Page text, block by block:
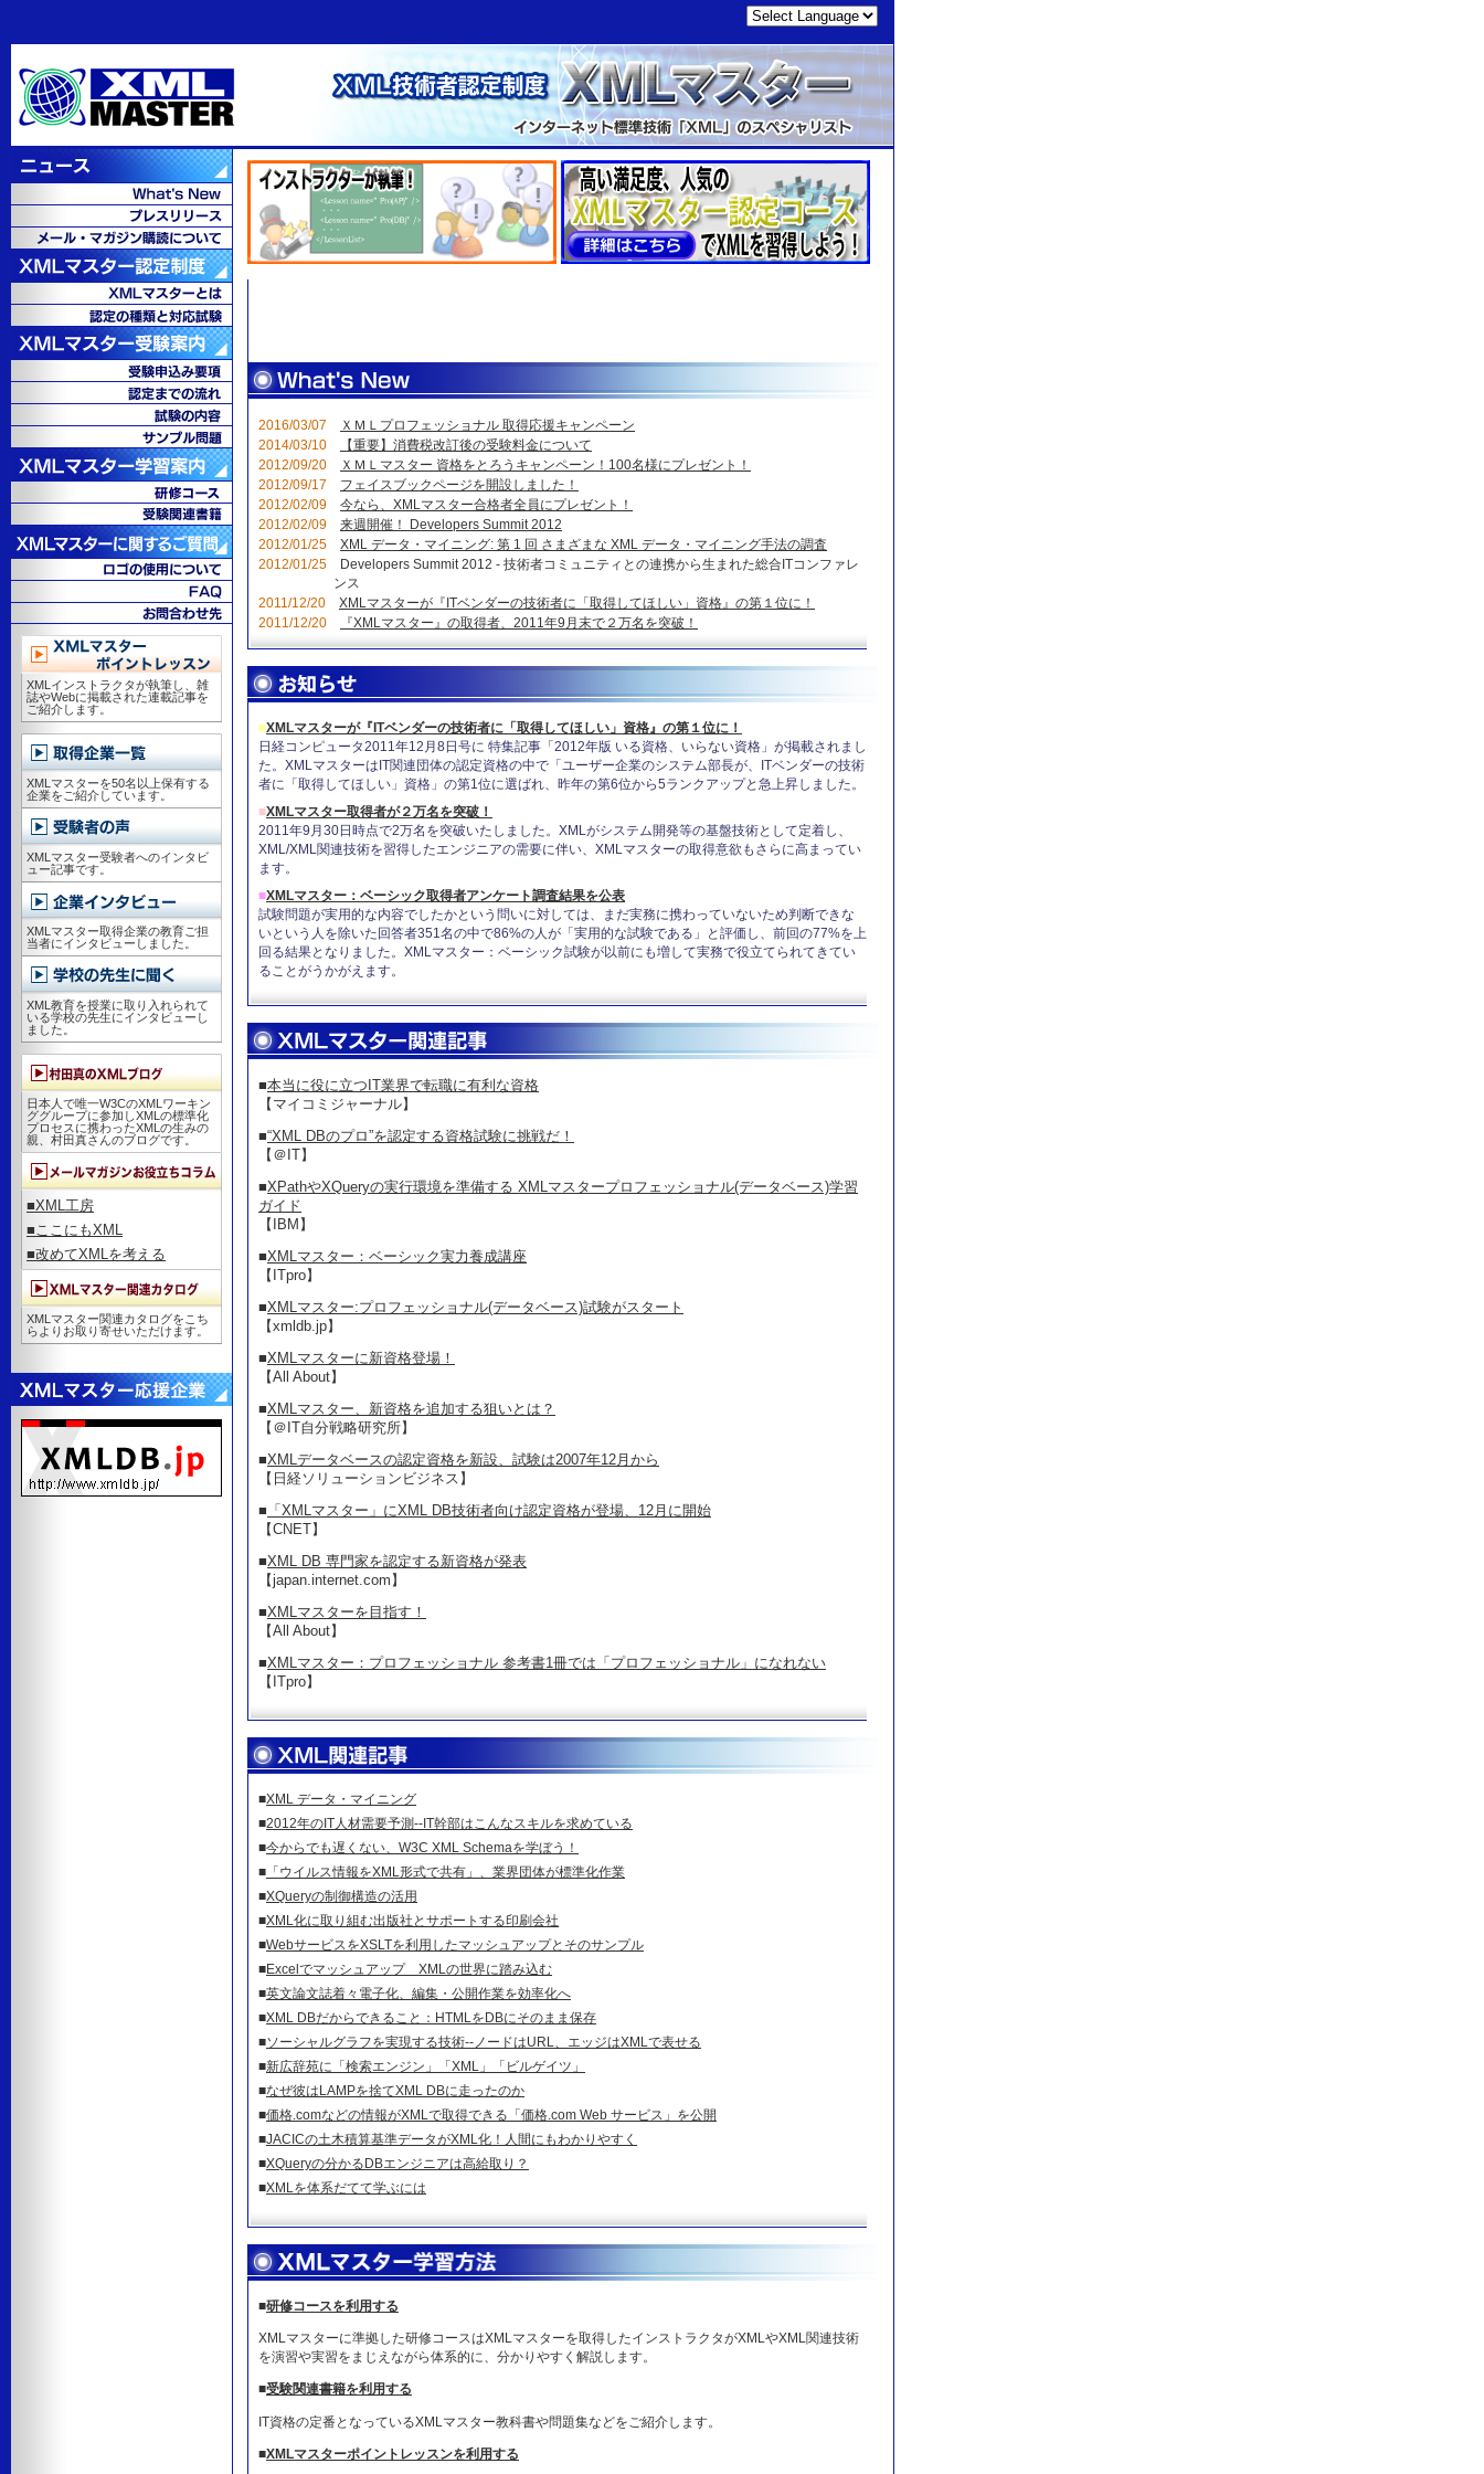
2016/03/07
ＸＭＬプロフェッショナル 取得応援キャンペーン
2014/03/10
【重要】消費税改訂後の受験料金について
2012/09/20
ＸＭＬマスター 資格をとろうキャンペーン！100名様にプレゼント！
2012/09/17
フェイスブックページを開設しました！
2012/02/09
今なら、XMLマスター合格者全員にプレゼント！
2012/02/09
来週開催！ Developers Summit 2012
2012/01/25
XML データ・マイニング: 第 1 回 さまざまな XML データ・マイニング手法の調査
2012/01/25 Developers Summit 2012 - 技術者コミュニティとの連携から生まれた総合ITコンファレ
ンス
2011/12/20
XMLマスターが『ITベンダーの技術者に「取得してほしい」資格』の第１位に！
2011/12/20
『XMLマスター』の取得者、2011年9月末で２万名を突破！
■XMLマスターが『ITベンダーの技術者に「取得してほしい」資格』の第１位に！
日経コンピュータ2011年12月8日号に 特集記事「2012年版 いる資格、いらない資格」が掲載されまし
た。XMLマスターはIT関連団体の認定資格の中で「ユーザー企業のシステム部長が、ITベンダーの技術
者に「取得してほしい」資格」の第1位に選ばれ、昨年の第6位から5ランクアップと急上昇しました。
■XMLマスター取得者が２万名を突破！
2011年9月30日時点で2万名を突破いたしました。XMLがシステム開発等の基盤技術として定着し、
XML/XML関連技術を習得したエンジニアの需要に伴い、XMLマスターの取得意欲もさらに高まってい
ます。
■XMLマスター：ベーシック取得者アンケート調査結果を公表
試験問題が実用的な内容でしたかという問いに対しては、まだ実務に携わっていないため判断できな
いという人を除いた回答者351名の中で86%の人が「実用的な試験である」と評価し、前回の77%を上
回る結果となりました。XMLマスター：ベーシック試験が以前にも増して実務で役立てられてきてい
ることがうかがえます。
■本当に役に立つIT業界で転職に有利な資格
【マイコミジャーナル】
■“XML DBのプロ”を認定する資格試験に挑戦だ！
【＠IT】
■XPathやXQueryの実行環境を準備する XMLマスタープロフェッショナル(データベース)学習
ガイド
【IBM】
■XMLマスター：ベーシック実力養成講座
【ITpro】
■XMLマスター:プロフェッショナル(データベース)試験がスタート
【xmldb.jp】
■XMLマスターに新資格登場！
【All About】
■XMLマスター、新資格を追加する狙いとは？
【＠IT自分戦略研究所】
■XMLデータベースの認定資格を新設、試験は2007年12月から
【日経ソリューションビジネス】
■ 「XMLマスター」にXML DB技術者向け認定資格が登場、12月に開始
【CNET】
■XML DB 専門家を認定する新資格が発表
【japan.internet.com】
■XMLマスターを目指す！
【All About】
■XMLマスター：プロフェッショナル 参考書1冊では「プロフェッショナル」になれない
【ITpro】
■XML データ・マイニング
■2012年のIT人材需要予測--IT幹部はこんなスキルを求めている
■今からでも遅くない、W3C XML Schemaを学ぼう！
■ 「ウイルス情報をXML形式で共有」、業界団体が標準化作業
■XQueryの制御構造の活用
■XML化に取り組む出版社とサポートする印刷会社
■WebサービスをXSLTを利用したマッシュアップとそのサンプル
■Excelでマッシュアップ XMLの世界に踏み込む
■英文論文誌着々電子化、編集・公開作業を効率化へ
■XML DBだからできること：HTMLをDBにそのまま保存
■ソーシャルグラフを実現する技術--ノードはURL、エッジはXMLで表せる
■新広辞苑に「検索エンジン」「XML」「ビルゲイツ」
■なぜ彼はLAMPを捨てXML DBに走ったのか
■価格.comなどの情報がXMLで取得できる「価格.com Web サービス」を公開
■JACICの土木積算基準データがXML化！人間にもわかりやすく
■XQueryの分かるDBエンジニアは高給取り？
■XMLを体系だてて学ぶには
■研修コースを利用する
XMLマスターに準拠した研修コースはXMLマスターを取得したインストラクタがXMLやXML関連技術
を演習や実習をまじえながら体系的に、分かりやすく解説します。
■受験関連書籍を利用する
IT資格の定番となっているXMLマスター教科書や問題集などをご紹介します。
■XMLマスターポイントレッスンを利用する
XMLインストラクタが執筆し、雑
誌やWebに掲載された連載記事を
ご紹介します。
XMLマスターを50名以上保有する
企業をご紹介しています。
XMLマスター受験者へのインタビ
ュー記事です。
XMLマスター取得企業の教育ご担
当者にインタビューしました。
XML教育を授業に取り入れられて
いる学校の先生にインタビューし
ました。
日本人で唯一W3CのXMLワーキン
ググループに参加しXMLの標準化
プロセスに携わったXMLの生みの
親、村田真さんのブログです。
■XML工房
■ここにもXML
■改めてXMLを考える
XMLマスター関連カタログをこち
らよりお取り寄せいただけます。